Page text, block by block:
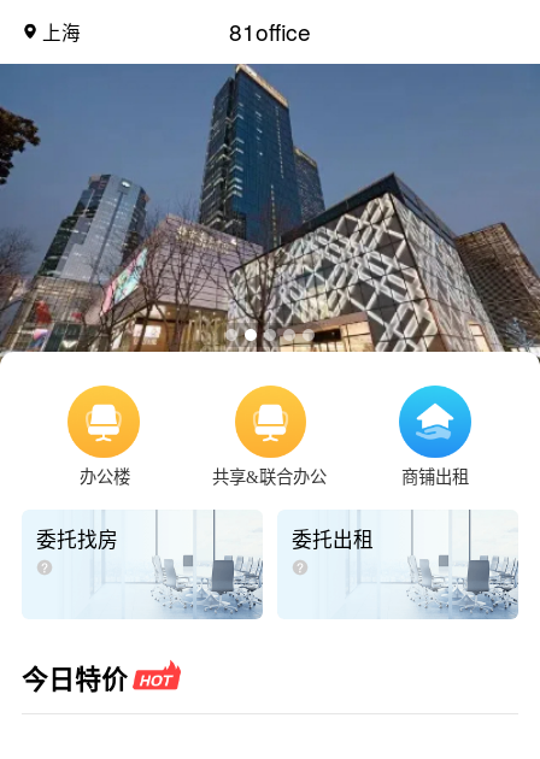
上海 81office
办公楼 共享&联合办公 商铺出租
委托找房 委托出租
今日特价